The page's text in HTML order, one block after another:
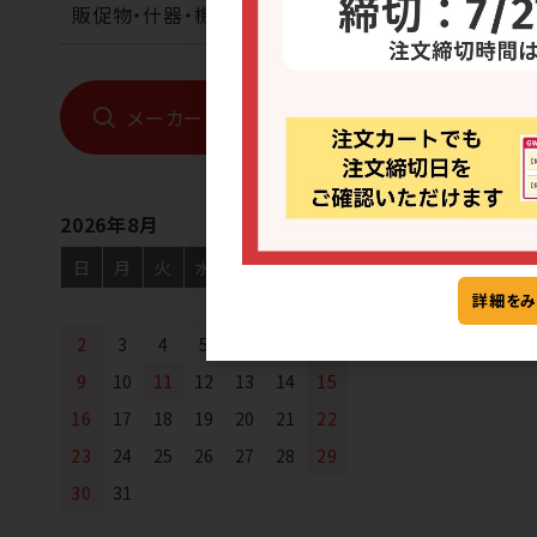
販促物・什器・機械
メーカーから探す
2026年8月
日 月 火 水 木 金
土
2
3 4 5
9
10 11 12 13 14
15
16
17 18 19 20 21
22
23
24 25 26 27 28
29
30
31
詳細を